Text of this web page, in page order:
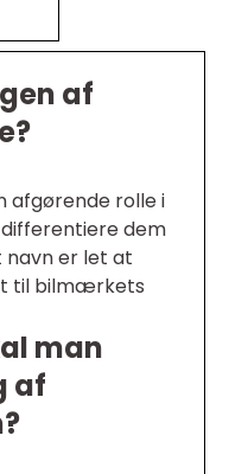
af
afgørende rolle i
dem
navn er let at
til bilmærkets
man
af